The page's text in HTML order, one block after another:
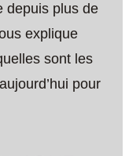
depuis plus de
explique
sont les
pour